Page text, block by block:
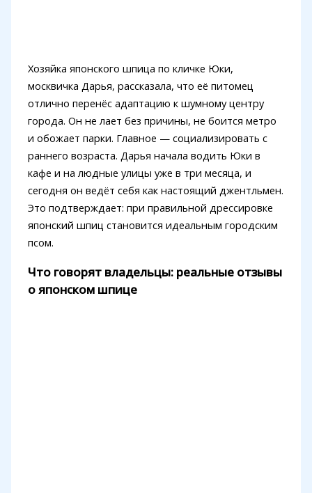
Хозяйка японского шпица по кличке Юки,
москвичка Дарья, рассказала, что её питомец
отлично перенёс адаптацию к шумному центру
города. Он не лает без причины, не боится метро
и обожает парки. Главное — социализировать с
раннего возраста. Дарья начала водить Юки в
кафе и на людные улицы уже в три месяца, и
сегодня он ведёт себя как настоящий джентльмен.
Это подтверждает: при правильной дрессировке
японский шпиц становится идеальным городским
псом.
Что говорят владельцы: реальные отзывы
о японском шпице